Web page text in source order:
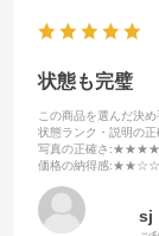
状態も完璧
この商品を選んだ決め
状態ランク・説明の正
写真の正確さ :★★★★★
価格の納得感:★★☆☆☆
sj